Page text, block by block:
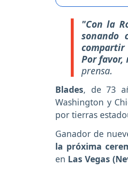
"Con la
sonando
compartir
Por favor,
prensa.
Blades, de 73
Washington y
por tierras
Ganador de
la próxima
en Las Vegas